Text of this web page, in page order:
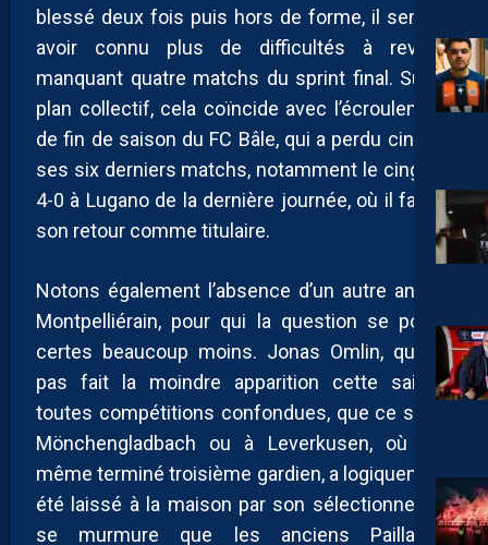
blessé deux fois puis hors de forme, il semble
avoir connu plus de difficultés à revenir,
manquant quatre matchs du sprint final. Sur le
plan collectif, cela coïncide avec l’écroulement
de fin de saison du FC Bâle, qui a perdu cinq de
ses six derniers matchs, notamment le cinglant
4-0 à Lugano de la dernière journée, où il faisait
son retour comme titulaire.
Notons également l’absence d’un autre ancien
Montpelliérain, pour qui la question se posait
certes beaucoup moins. Jonas Omlin, qui n’a
pas fait la moindre apparition cette saison,
toutes compétitions confondues, que ce soit à
Mönchengladbach ou à Leverkusen, où il a
même terminé troisième gardien, a logiquement
été laissé à la maison par son sélectionneur. Il
se murmure que les anciens Pailladins